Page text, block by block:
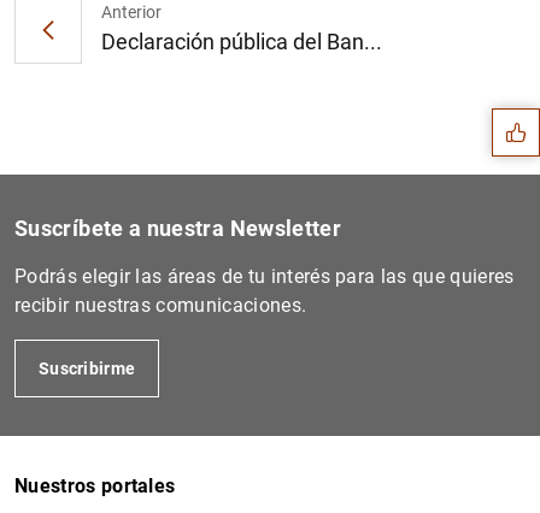
Anterior
Declaración pública del Ban... Sugerencias
Suscríbete a nuestra Newsletter
Podrás elegir las áreas de tu interés para las que quieres
recibir nuestras comunicaciones.
Suscribirme
Nuestros portales